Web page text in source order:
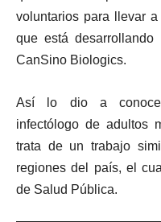
voluntarios para llevar
que está
CanSino Biologics.
Así lo dio a conocer
infectólogo de adultos
trata de un trabajo
regiones del país, el
de Salud Pública.